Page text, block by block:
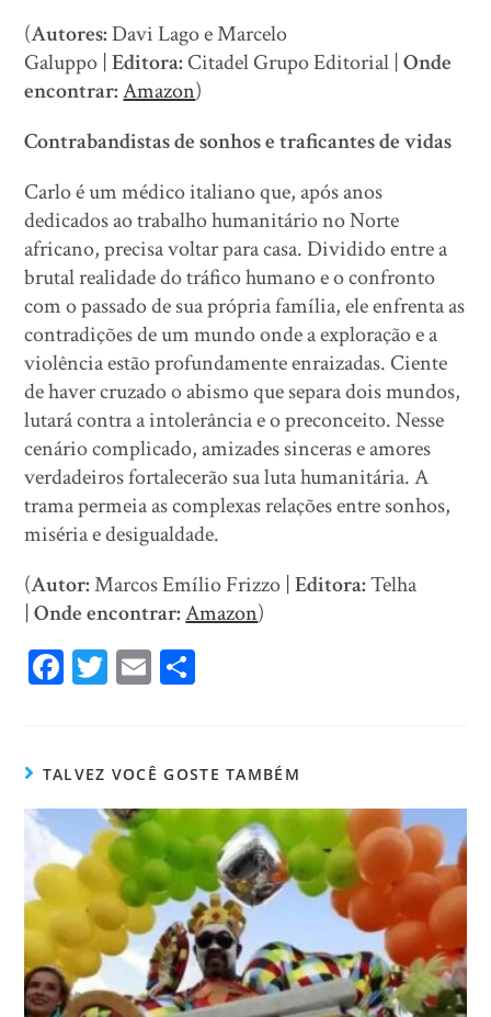
(Autores:Davi Lago e Marcelo
Galuppo |Editora: Citadel Grupo Editorial |Onde
encontrar:Amazon)
Contrabandistas de sonhos e traficantes de vidas
Carlo é um médico italiano que, após anos
dedicados ao trabalho humanitário no Norte
africano, precisa voltar para casa. Dividido entre a
brutal realidade do tráfico humano e o confronto
com o passado de sua própria família, ele enfrenta as
contradições de um mundo onde a exploração e a
violência estão profundamente enraizadas. Ciente
de haver cruzado o abismo que separa dois mundos,
lutará contra a intolerância e o preconceito. Nesse
cenário complicado, amizades sinceras e amores
verdadeiros fortalecerão sua luta humanitária. A
trama permeia as complexas relações entre sonhos,
miséria e desigualdade.
(Autor:Marcos Emílio Frizzo |Editora:Telha
|Onde encontrar:Amazon)
Fa
ok
T
er
E
TALVEZ VOCÊ GOSTE TAMBÉM